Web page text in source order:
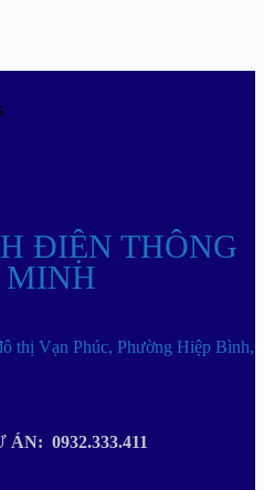
ĐIỆN THÔNG
MINH
thị Vạn Phúc, Phường Hiệp Bình,
0932.333.411